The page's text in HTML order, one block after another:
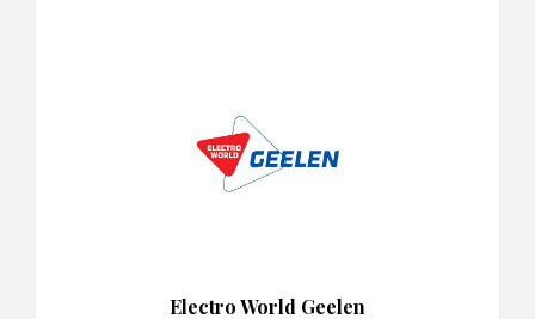
Electro World Geelen